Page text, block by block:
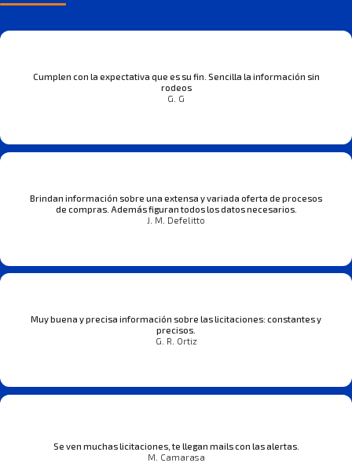
Cumplen con la expectativa que es su fin. Sencilla la información sin
rodeos
G. G
Brindan información sobre una extensa y variada oferta de procesos
de compras. Además figuran todos los datos necesarios.
J. M. Defelitto
Muy buena y precisa información sobre las licitaciones: constantes y
precisos.
G. R. Ortiz
Se ven muchas licitaciones, te llegan mails con las alertas.
M. Camarasa